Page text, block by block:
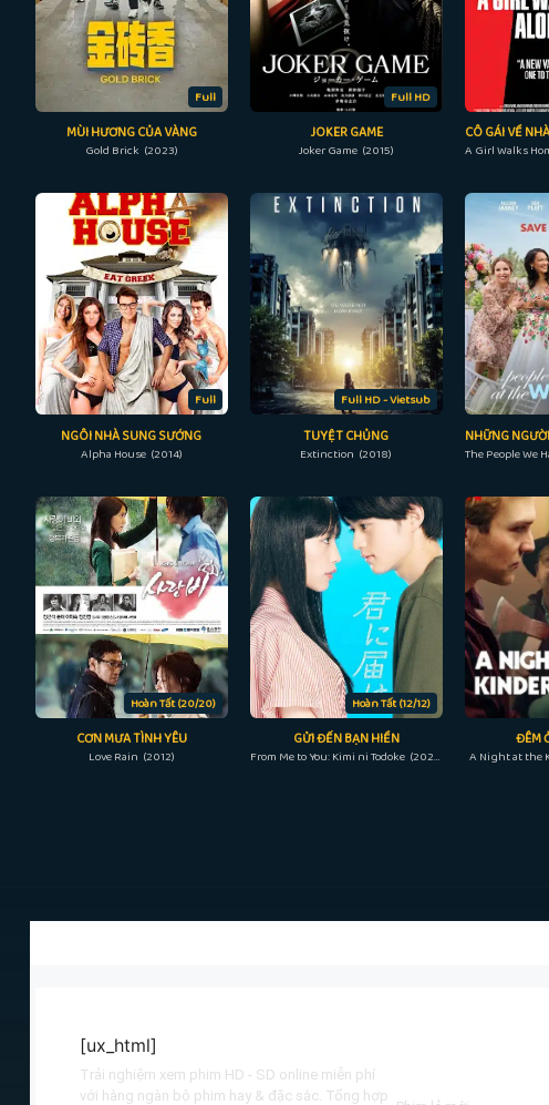
Full
MÙI HƯƠNG CỦA VÀNG
Gold Brick (2023)
Full HD
JOKER GAME
Joker Game (2015)
Full
NGÔI NHÀ SUNG SƯỚNG
Alpha House (2014)
Full HD - Vietsub
TUYỆT CHỦNG
Extinction (2018)
Hoàn Tất (20/20)
CƠN MƯA TÌNH YÊU
Love Rain (2012)
Hoàn Tất (12/12)
GỬI ĐẾN BẠN HIỀN
From Me to You: Kimi ni Todoke (2023)
ĐÊM
A Night at the